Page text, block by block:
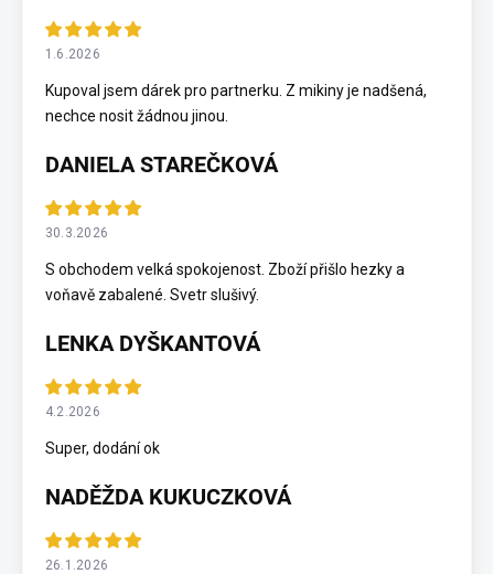
1.6.2026
Kupoval jsem dárek pro partnerku. Z mikiny je nadšená,
nechce nosit žádnou jinou.
DANIELA STAREČKOVÁ
30.3.2026
S obchodem velká spokojenost. Zboží přišlo hezky a
voňavě zabalené. Svetr slušivý.
LENKA DYŠKANTOVÁ
4.2.2026
Super, dodání ok
NADĚŽDA KUKUCZKOVÁ
26.1.2026